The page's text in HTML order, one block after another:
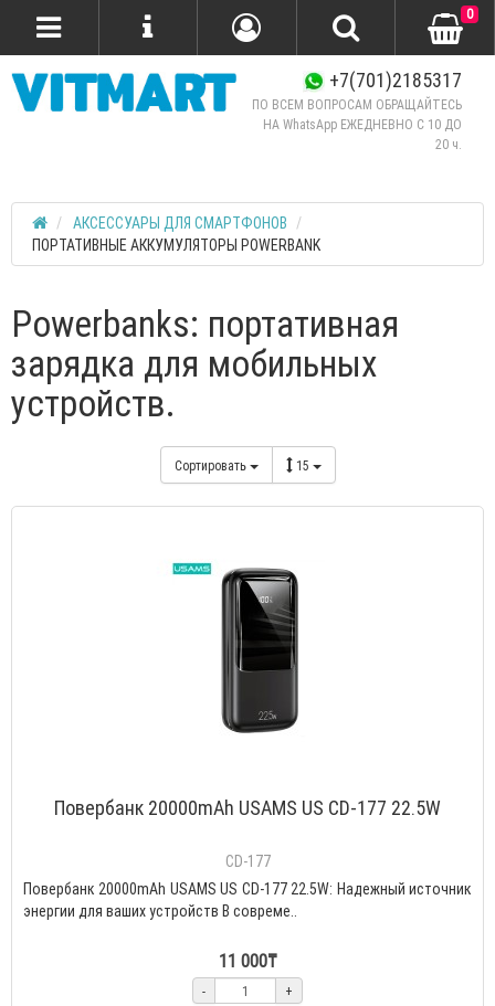
+7(701)2185317
ПО ВСЕМ ВОПРОСАМ ОБРАЩАЙТЕСЬ
НА WhatsApp ЕЖЕДНЕВНО C 10 ДО
20 ч.
0
АКСЕССУАРЫ ДЛЯ СМАРТФОНОВ
ПОРТАТИВНЫЕ АККУМУЛЯТОРЫ POWERBANK
Powerbanks: портативная
зарядка для мобильных
устройств.
Сортировать 15
Повербанк 20000mAh USAMS US CD-177 22.5W
CD-177
Повербанк 20000mAh USAMS US CD-177 22.5W: Надежный источник
энергии для ваших устройств В совреме..
11 000₸
- +